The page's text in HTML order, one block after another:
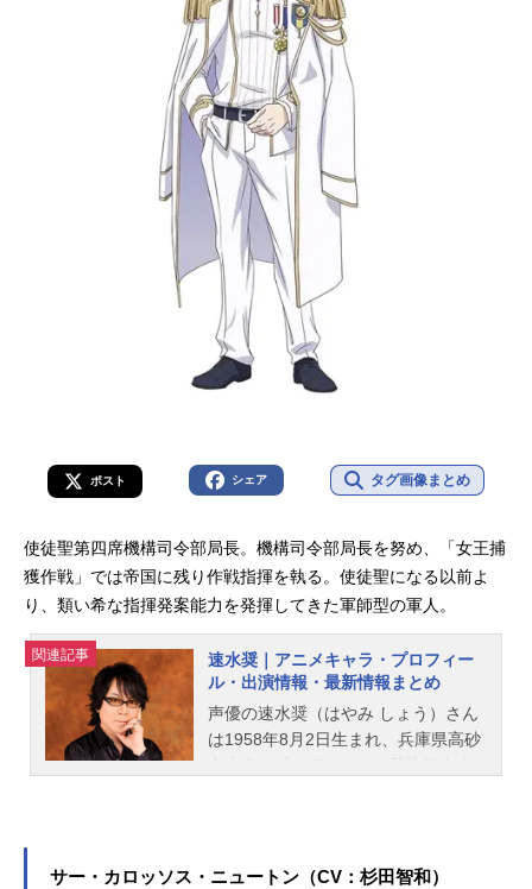
ポスト シェア タグ画像まとめ
使徒聖第四席機構司令部局長。機構司令部局長を努め、「女王捕
獲作戦」では帝国に残り作戦指揮を執る。使徒聖になる以前よ
り、類い希な指揮発案能力を発揮してきた軍師型の軍人。
関連記事
速水奨｜アニメキャラ・プロフィー
ル・出演情報・最新情報まとめ
声優の速水奨（はやみ しょう）さん
は1958年8月2日生まれ、兵庫県高砂
ちらでは、速水奨さんのオススメ記
サー・カロッソス・ニュートン（CV：杉田智和）